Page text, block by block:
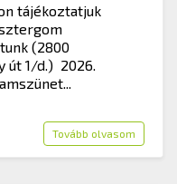
tájékoztatjuk
(2800
út 1/d.) 2026.
Tovább olvasom